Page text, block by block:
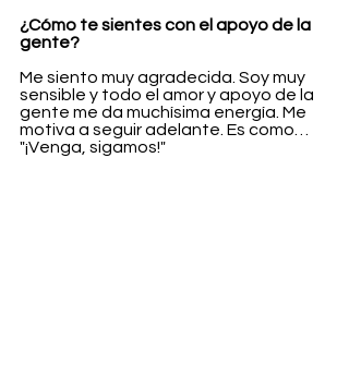
¿Cómo te sientes con el apoyo de la
gente?
Me siento muy agradecida. Soy muy
sensible y todo el amor y apoyo de la
gente me da muchísima energía. Me
motiva a seguir adelante. Es como…
"¡Venga, sigamos!"